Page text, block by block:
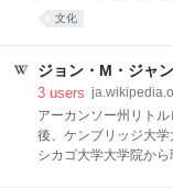
CiNii · J-STAGE ·
石 止め石（とめいし
め石、関石、極石、
字に掛けたものが使
一方を塞ぐことであ
げとならないように
る。石を置いてある
文化
ジョン・M・ジャ
3 users
アーカンソー州リト
後、ケンブリッジ大
シカゴ大学大学院か